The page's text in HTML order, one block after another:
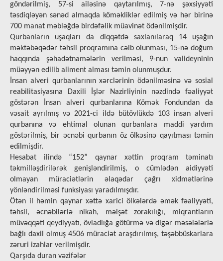
göndərilmiş, 57-si ailəsinə qaytarılmış, 7-nə şəxsiyyəti
təsdiqləyən sənəd almaqda köməkliklər edilmiş və hər birinə
700 manat məbləğdə birdəfəlik müavinət ödənilmişdir.
Qurbanların uşaqları da diqqətdə saxlanılaraq 14 uşağın
məktəbəqədər təhsil proqramına cəlb olunması, 15-nə doğum
haqqında şəhadətnamələrin verilməsi, 9-nun valideyninin
müəyyən edilib aliment alması təmin olunmuşdur.
İnsan alveri qurbanlarının xərclərinin ödənilməsinə və sosial
reabilitasiyasına Daxili İşlər Nazirliyinin nəzdində fəaliyyət
göstərən İnsan alveri qurbanlarına Kömək Fondundan da
vəsait ayrılmış və 2021-ci ildə bütövlükdə 103 insan alveri
qurbanına və ehtimal olunan qurbanlara maddi yаrdım
göstərilmiş, bir əcnəbi qurbanın öz ölkəsinə qayıtması təmin
edilmişdir.
Hesabat ilində “152” qaynar xəttin proqram təminatı
təkmilləşdirilərək genişləndirilmiş, o cümlədən aidiyyəti
olmayan müraciətlərin əlaqədar çağrı xidmətlərinə
yönləndirilməsi funksiyası yaradılmışdır.
Ötən il həmin qaynar xəttə xarici ölkələrdə əmək fəaliyyəti,
təhsil, əcnəbilərlə nikah, məişət zorakılığı, miqrantların
müvəqqəti qeydiyyatı, övladlığa götürmə və digər məsələlərlə
bağlı daxil olmuş 4506 müraciət araşdırılmış, təşəbbüskarlara
zəruri izahlar verilmişdir.
Qarşıda duran vəzifələr